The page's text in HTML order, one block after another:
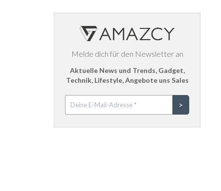
Melde dich für den Newsletter an
Aktuelle News und Trends, Gadget,
Technik, Lifestyle, Angebote uns Sales